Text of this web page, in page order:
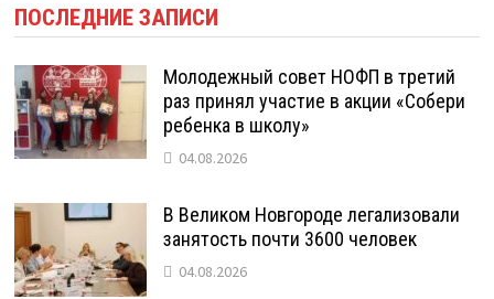
ПОСЛЕДНИЕ ЗАПИСИ
Молодежный совет НОФП в третий
раз принял участие в акции «Собери
ребенка в школу»
04.08.2026
В Великом Новгороде легализовали
занятость почти 3600 человек
04.08.2026